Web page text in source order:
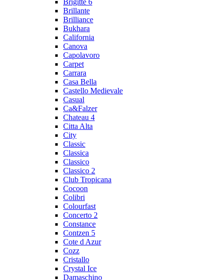
Brigitte 6
Brillante
Brilliance
Bukhara
California
Canova
Capolavoro
Carpet
Carrara
Casa Bella
Castello Medievale
Casual
Ca&Falzer
Chateau 4
Citta Alta
City
Classic
Classica
Classico
Classico 2
Club Tropicana
Cocoon
Colibri
Colourfast
Concerto 2
Constance
Contzen 5
Cote d Azur
Cozz
Cristallo
Crystal Ice
Damaschino